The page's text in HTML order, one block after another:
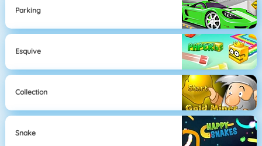
Parking
Esquive
Collection
Snake